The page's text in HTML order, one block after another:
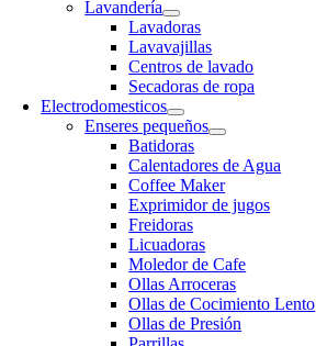
Lavandería
Lavadoras
Lavavajillas
Centros de lavado
Secadoras de ropa
Electrodomesticos
Enseres pequeños
Batidoras
Calentadores de Agua
Coffee Maker
Exprimidor de jugos
Freidoras
Licuadoras
Moledor de Cafe
Ollas Arroceras
Ollas de Cocimiento Lento
Ollas de Presión